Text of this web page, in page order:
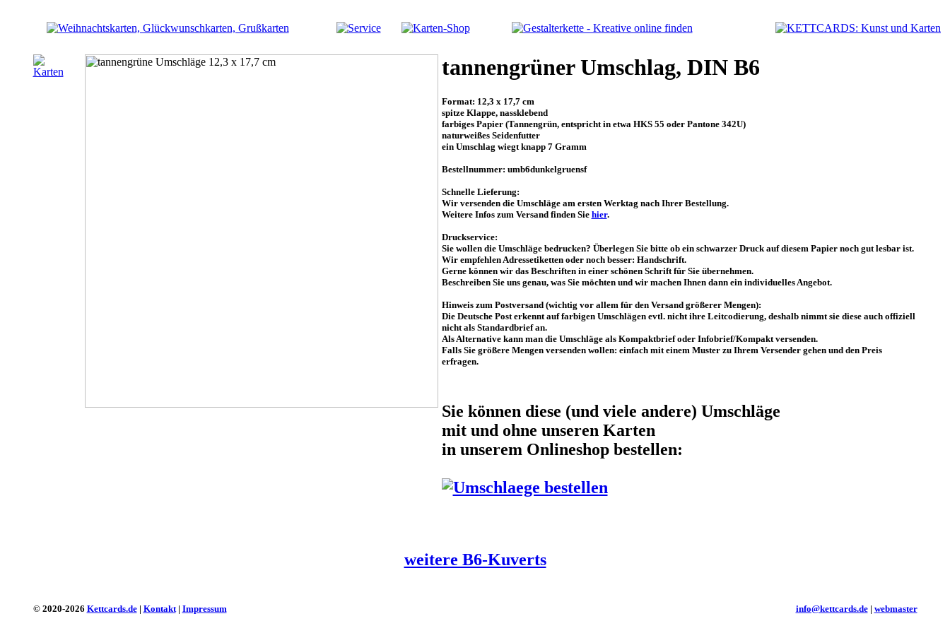
tannengrüner Umschlag, DIN B6
Format: 12,3 x 17,7 cm
spitze Klappe, nassklebend
farbiges Papier (Tannengrün, entspricht in etwa HKS 55 oder Pantone 342U)
naturweißes Seidenfutter
ein Umschlag wiegt knapp 7 Gramm
Bestellnummer: umb6dunkelgruensf
Schnelle Lieferung:
Wir versenden die Umschläge am ersten Werktag nach Ihrer Bestellung.
Weitere Infos zum Versand finden Sie hier.
Druckservice:
Sie wollen die Umschläge bedrucken? Überlegen Sie bitte ob ein schwarzer Druck auf diesem Papier noch gut lesbar ist.
Wir empfehlen Adressetiketten oder noch besser: Handschrift.
Gerne können wir das Beschriften in einer schönen Schrift für Sie übernehmen.
Beschreiben Sie uns genau, was Sie möchten und wir machen Ihnen dann ein individuelles Angebot.
Hinweis zum Postversand(wichtig vor allem für den Versand größerer Mengen):
Die Deutsche Post erkennt auf farbigen Umschlägen evtl. nicht ihre Leitcodierung, deshalb nimmt sie diese auch offiziell
nicht als Standardbrief an.
Als Alternative kann man die Umschläge als Kompaktbrief oder Infobrief/Kompakt versenden.
Falls Sie größere Mengen versenden wollen: einfach mit einem Muster zu Ihrem Versender gehen und den Preis
erfragen.
Sie können diese (und viele andere) Umschläge
mit und ohne unseren Karten
in unserem Onlineshop bestellen:
weitere B6-Kuverts
© 2020-2026 Kettcards.de| Kontakt| Impressum info@kettcards.de| webmaster